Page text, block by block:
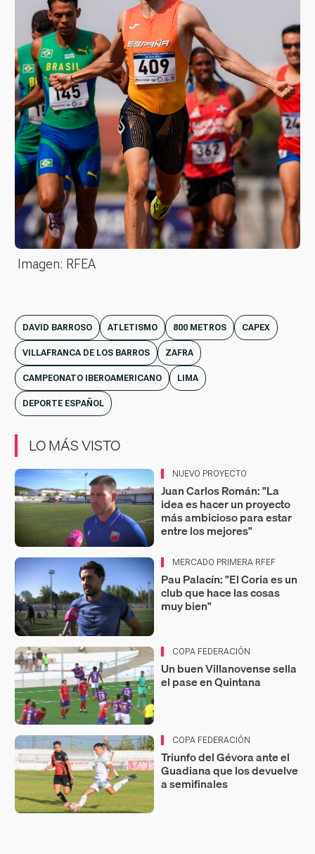
Imagen: RFEA
DAVID BARROSO ATLETISMO 800 METROS CAPEX
VILLAFRANCA DE LOS BARROS ZAFRA
CAMPEONATO IBEROAMERICANO LIMA
DEPORTE ESPAÑOL
LO MÁS VISTO
NUEVO PROYECTO
Juan Carlos Román: "La
idea es hacer un proyecto
más ambicioso para estar
entre los mejores"
MERCADO PRIMERA RFEF
Pau Palacín: "El Coria es un
club que hace las cosas
muy bien"
COPA FEDERACIÓN
Un buen Villanovense sella
el pase en Quintana
COPA FEDERACIÓN
Triunfo del Gévora ante el
Guadiana que los devuelve
a semifinales